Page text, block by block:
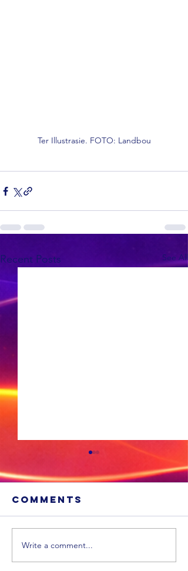
Ter Illustrasie. FOTO: Landbou
Recent Posts See All
'n VS skool is
glo beroof
Comments
Write a comment...